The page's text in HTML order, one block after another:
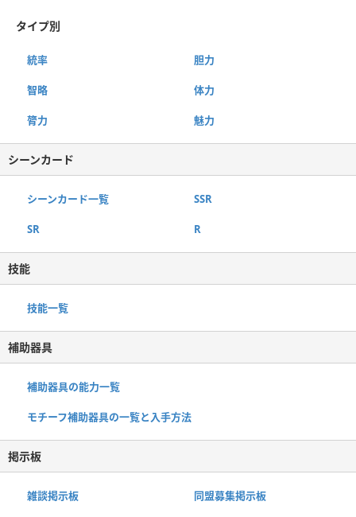
タイプ別
統率 胆力
智略 体力
膂力 魅力
シーンカード
シーンカード一覧 SSR
SR R
技能
技能一覧
補助器具
補助器具の能力一覧
モチーフ補助器具の一覧と入手方法
掲示板
雑談掲示板 同盟募集掲示板